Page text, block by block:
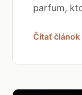
parfum,
Čítať